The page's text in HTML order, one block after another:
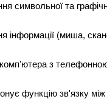
символьної та
інформації (миша,
комп'ютера з
функцію зв'язку